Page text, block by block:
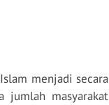
menjadi secara
jumlah masyarakat